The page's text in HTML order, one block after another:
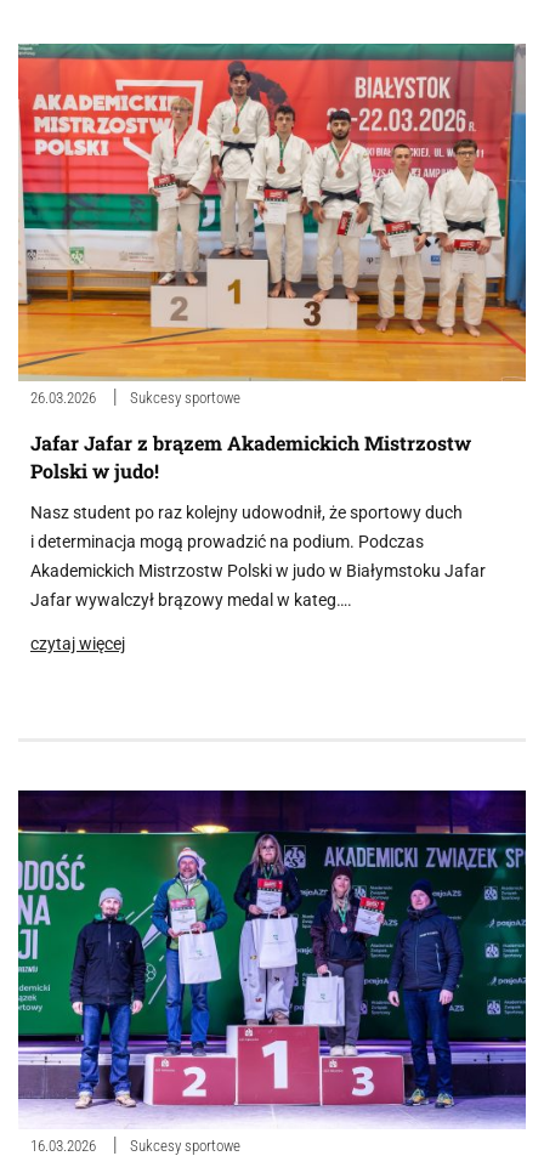
26.03.2026 Sukcesy sportowe
Jafar Jafar z brązem Akademickich Mistrzostw
Polski w judo!
Nasz student po raz kolejny udowodnił, że sportowy duch
i determinacja mogą prowadzić na podium. Podczas
Akademickich Mistrzostw Polski w judo w Białymstoku Jafar
Jafar wywalczył brązowy medal w kateg….
czytaj więcej
16.03.2026 Sukcesy sportowe